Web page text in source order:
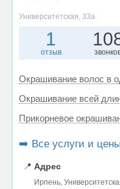
Университетская, 33а
1
отзыв
Окрашивание волос в
Окрашивание всей
Прикорневое
➡️ Все услуги и
📍 Адрес
Ирпень,